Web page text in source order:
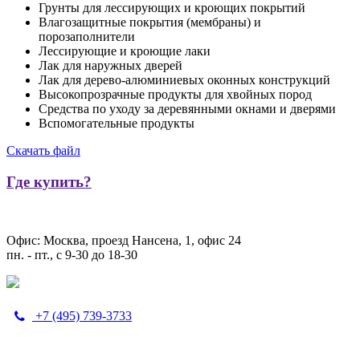
Грунты для лессирующих и кроющих покрытий
Влагозащитные покрытия (мембраны) и
порозаполнители
Лессирующие и кроющие лаки
Лак для наружных дверей
Лак для дерево-алюминиевых оконных конструкций
Высокопрозрачные продукты для хвойных пород
Средства по уходу за деревянными окнами и дверями
Вспомогательные продукты
Скачать файл
Где купить?
Офис: Москва, проезд Нансена, 1, офис 24
пн. - пт., с 9-30 до 18-30
+7 (495) 739-3733